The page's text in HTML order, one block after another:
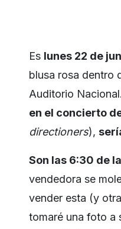
Es lunes 22 de
blusa rosa dentro
Auditorio Nacional.
en el concierto
directioners),
Son las 6:30 de
vendedora se
vender esta (y
tomaré una foto a